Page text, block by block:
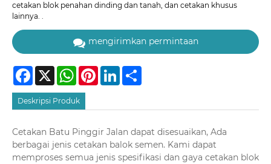
cetakan blok penahan dinding dan tanah, dan cetakan khusus
lainnya. .
mengirimkan permintaan
Facebook
X WhatsAppPinterestLinkedIn
Deskripsi Produk
Cetakan Batu Pinggir Jalan dapat disesuaikan, Ada
berbagai jenis cetakan balok semen. Kami dapat
memproses semua jenis spesifikasi dan gaya cetakan blok